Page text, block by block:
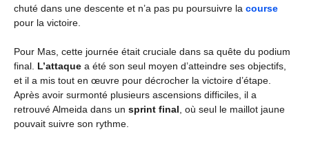
chuté dans une descente et n’a pas pu poursuivre la course
pour la victoire.
Pour Mas, cette journée était cruciale dans sa quête du podium
final. L’attaque a été son seul moyen d’atteindre ses objectifs,
et il a mis tout en œuvre pour décrocher la victoire d’étape.
Après avoir surmonté plusieurs ascensions difficiles, il a
retrouvé Almeida dans un sprint final , où seul le maillot jaune
pouvait suivre son rythme.